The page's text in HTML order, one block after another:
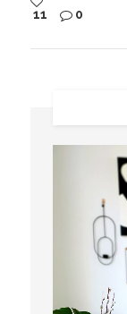
11 0